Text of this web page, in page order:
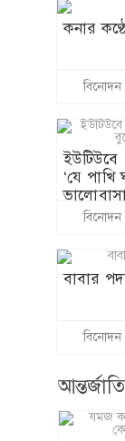
কনার
বিনোদন
ইউটিউবে
‘যে
বিনোদন
বাবার
বিনোদন